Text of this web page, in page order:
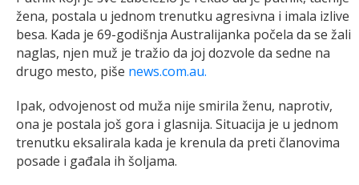
žena, postala u jednom trenutku agresivna i imala izlive
besa. Kada je 69-godišnja Australijanka počela da se žali
naglas, njen muž je tražio da joj dozvole da sedne na
drugo mesto, piše news.com.au.
Ipak, odvojenost od muža nije smirila ženu, naprotiv,
ona je postala još gora i glasnija. Situacija je u jednom
trenutku eksalirala kada je krenula da preti članovima
posade i gađala ih šoljama.